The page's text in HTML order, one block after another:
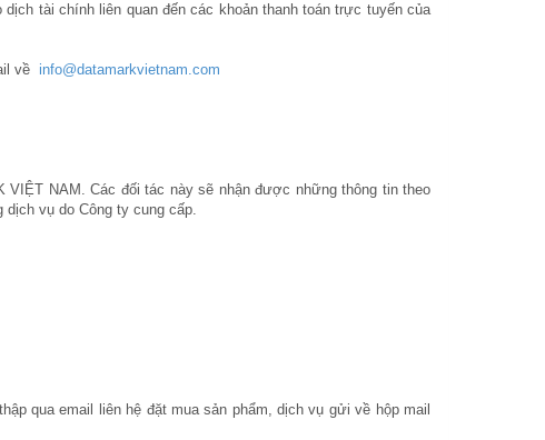
tài chính liên quan đến các khoản thanh toán trực tuyến của
về info@datamarkvietnam.com
VIỆT NAM. Các đối tác này sẽ nhận được những thông tin theo
vụ do Công ty cung cấp.
qua email liên hệ đặt mua sản phẩm, dịch vụ gửi về hộp mail